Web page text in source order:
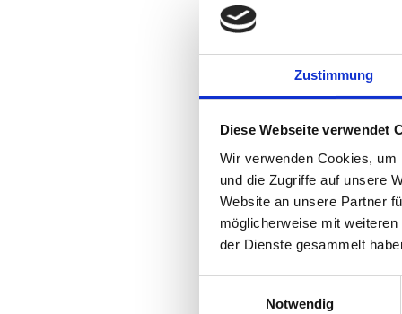
Zustimmung
Diese Webseite verwendet
Wir verwenden Cookies,
und die Zugriffe auf unsere
Website an unsere Partner
möglicherweise mit
der Dienste gesammelt
Notwendig
Die
als
Einige
Es ist